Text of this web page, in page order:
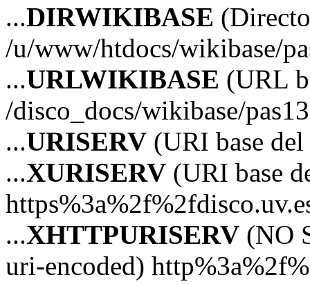
...DIRWIKIBASE
/u/www/htdocs/wikibase/
...URLWIKIBASE (URL
/disco_docs/wikibase/pas13
...URISERV (URI base
...XURISERV (URI base
...XHTTPURISERV (NO
uri-encoded)